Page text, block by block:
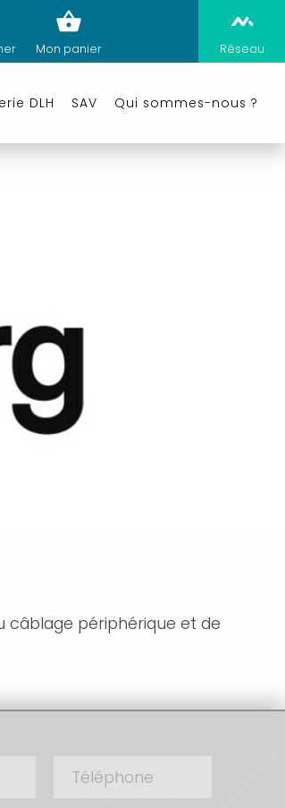
Mon panier Réseau
DLH SAV Qui sommes-nous ?
câblage périphérique et de